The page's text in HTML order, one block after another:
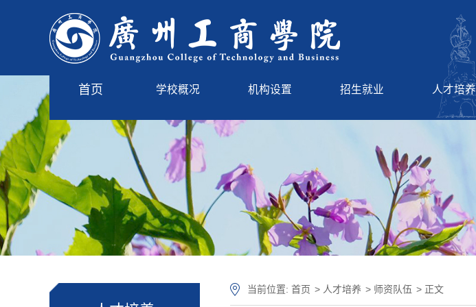
首页 学校概况
学校简介
现任领导
学校标识
学校章程
学校沿革
机构设置 招生就业
就业服务
人才培养
国际教育
继续教育
当前位置: 首页 > 人才培养 > 师资队伍 > 正文